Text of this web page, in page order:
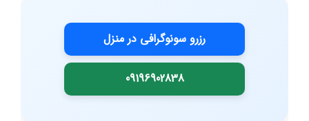
رزرو سونوگرافی در منزل
09196902838